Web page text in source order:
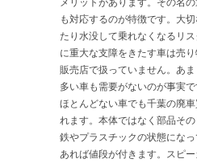
も対応するのが特徴です。大
たり水没して乗れなくなるリ
に重大な支障をきたす車は売
販売店で扱っていません。あ
多い車も需要がないのが事実
ほとんどない車でも千葉の廃
れます。本体ではなく部品その
鉄やプラスチックの状態にな
あれば値段が付きます。スピ